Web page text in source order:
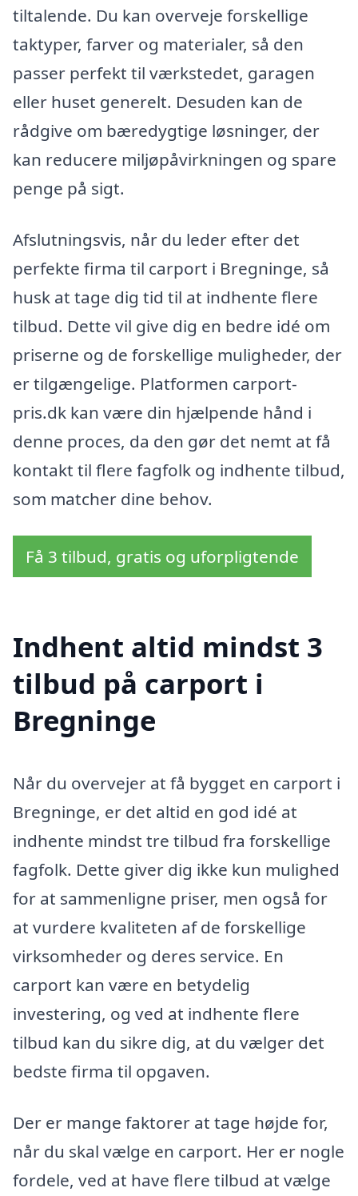
tiltalende. Du kan overveje forskellige
taktyper, farver og materialer, så den
passer perfekt til værkstedet, garagen
eller huset generelt. Desuden kan de
rådgive om bæredygtige løsninger, der
kan reducere miljøpåvirkningen og spare
penge på sigt.
Afslutningsvis, når du leder efter det
perfekte firma til carport i Bregninge, så
husk at tage dig tid til at indhente flere
tilbud. Dette vil give dig en bedre idé om
priserne og de forskellige muligheder, der
er tilgængelige. Platformen carport-
pris.dk kan være din hjælpende hånd i
denne proces, da den gør det nemt at få
kontakt til flere fagfolk og indhente tilbud,
som matcher dine behov.
Få 3 tilbud, gratis og uforpligtende
Indhent altid mindst 3
tilbud på carport i
Bregninge
Når du overvejer at få bygget en carport i
Bregninge, er det altid en god idé at
indhente mindst tre tilbud fra forskellige
fagfolk. Dette giver dig ikke kun mulighed
for at sammenligne priser, men også for
at vurdere kvaliteten af de forskellige
virksomheder og deres service. En
carport kan være en betydelig
investering, og ved at indhente flere
tilbud kan du sikre dig, at du vælger det
bedste firma til opgaven.
Der er mange faktorer at tage højde for,
når du skal vælge en carport. Her er nogle
fordele, ved at have flere tilbud at vælge